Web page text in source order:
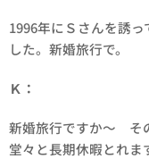
1996年にＳさんを誘
した。新婚旅行で。
Ｋ：
新婚旅行ですか～ そ
堂々と長期休暇とれま